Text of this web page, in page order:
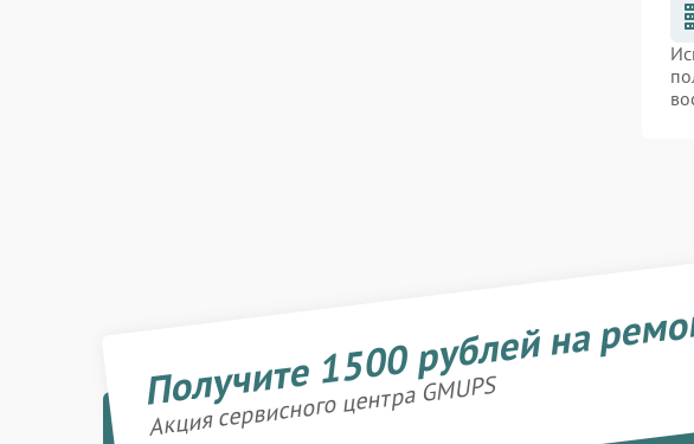
Получите 1500 рублей на
Акция сервисного центра GMUPS